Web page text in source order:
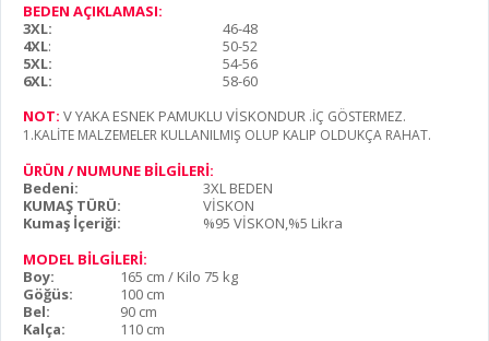
BEDEN AÇIKLAMASI:
3XL:
46-48
4XL:
50-52
5XL:
54-56
6XL:
58-60
NOT: V YAKA ESNEK PAMUKLU VİSKONDUR .İÇ GÖSTERMEZ.
1.KALİTE MALZEMELER KULLANILMIŞ OLUP KALIP OLDUKÇA RAHAT.
ÜRÜN / NUMUNE BİLGİLERİ:
Bedeni:
3XL BEDEN
KUMAŞ TÜRÜ:
VİSKON
Kumaş İçeriği:
%95 VİSKON,%5 Likra
MODEL BİLGİLERİ:
Boy:
165 cm / Kilo 75 kg
Göğüs:
100 cm
Bel:
90 cm
Kalça:
110 cm